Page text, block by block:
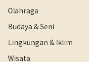
Olahraga
Budaya & Seni
Lingkungan & Iklim
Wisata